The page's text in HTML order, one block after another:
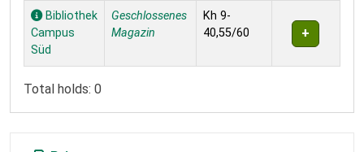
Holdings
Bibliothek
Campus
Süd
Geschlossenes
Magazin
Kh 9-
40,55/60
Total holds: 0